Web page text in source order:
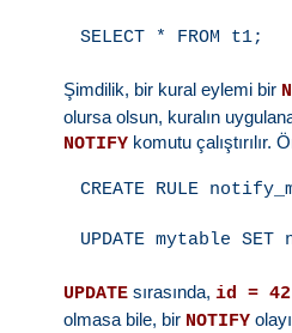
Şimdilik, bir kural eylemi bir
olursa olsun, kuralın
NOTIFY komutu çalıştırılır.
CREATE RULE
UPDATE sırasında, id = 42
olmasa bile, bir NOTIFY